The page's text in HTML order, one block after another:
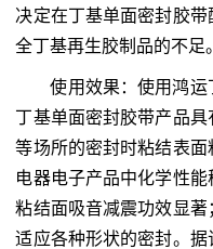
决定在丁基单面密封胶
全丁基再生胶制品的不足。
使用效果：使用鸿
丁基单面密封胶带产品
等场所的密封时粘结表
电器电子产品中化学性能
粘结面吸音减震功效显
适应各种形状的密封。